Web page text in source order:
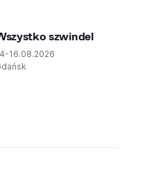
szwindel
16.08.2026